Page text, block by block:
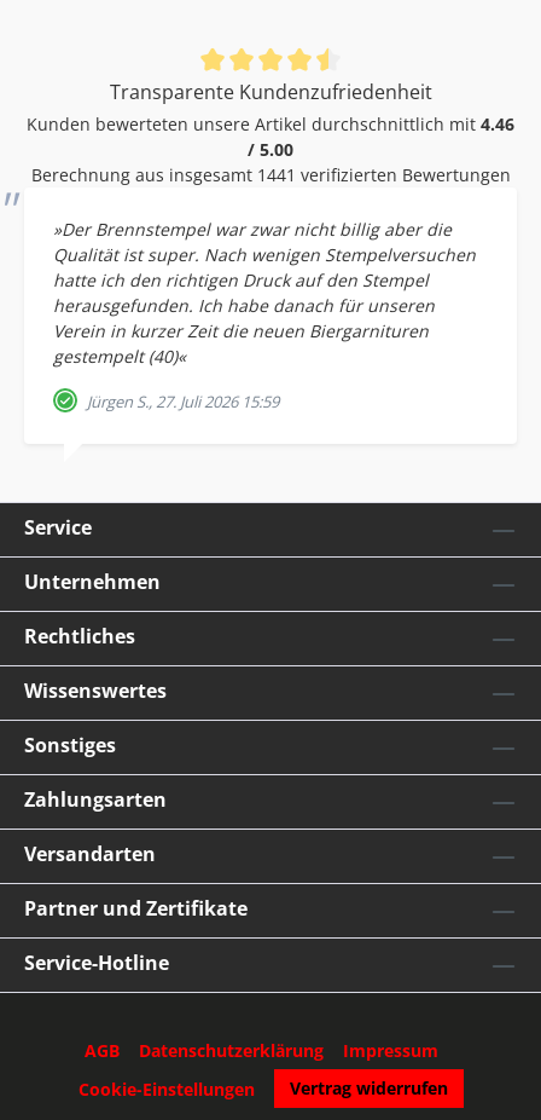
Durchschnittliche Bewertung von 4.46 von 5 Sternen
Transparente Kundenzufriedenheit
Kunden bewerteten unsere Artikel durchschnittlich mit 4.46
/ 5.00
Berechnung aus insgesamt 1441 verifizierten Bewertungen
»Der Brennstempel war zwar nicht billig aber die
Qualität ist super. Nach wenigen Stempelversuchen
hatte ich den richtigen Druck auf den Stempel
herausgefunden. Ich habe danach für unseren
Verein in kurzer Zeit die neuen Biergarnituren
gestempelt (40)«
Jürgen S., 27. Juli 2026 15:59
Service
Unternehmen
Rechtliches
Wissenswertes
Sonstiges
Zahlungsarten
Versandarten
Partner und Zertifikate
Service-Hotline
AGB Datenschutzerklärung
Impressum
Cookie-Einstellungen
Vertrag widerrufen